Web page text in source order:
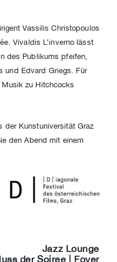
Vassilis Christopoulos
Vivaldis L’inverno lässt
des Publikums pfeifen,
und Edvard Griegs. Für
zu Hitchcocks
der Kunstuniversität Graz
den Abend mit einem
Jazz Lounge
der Soirée | Foyer